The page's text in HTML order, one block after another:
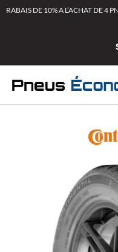
AllerRABAIS DE 10% A L’ACHAT DE